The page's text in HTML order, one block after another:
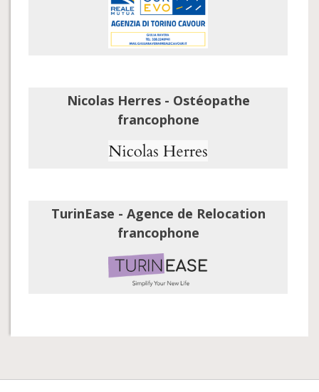
Nicolas Herres - Ostéopathe
francophone
TurinEase - Agence de Relocation
francophone